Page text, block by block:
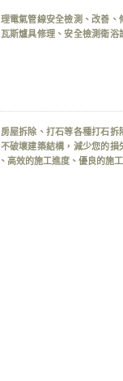
電氣管線安全檢測、改善
斯爐具修理、安全檢測衛
屋拆除、打石等各種打石
破壞建築結構，減少您的
高效的施工進度、優良的施